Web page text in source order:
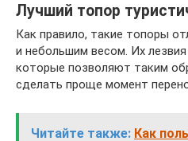
Лучший топор
Как правило, такие топоры
и небольшим весом. Их
которые позволяют таким
сделать проще момент
Читайте также: Как